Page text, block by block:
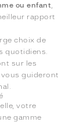
ou enfant
rapport
choix de
quotidiens.
sur les
guideront
votre
gamme